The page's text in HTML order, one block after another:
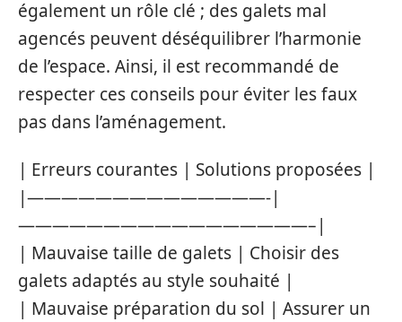
également un rôle clé ; des galets mal
agencés peuvent déséquilibrer l’harmonie
de l’espace. Ainsi, il est recommandé de
respecter ces conseils pour éviter les faux
pas dans l’aménagement.
| Erreurs courantes | Solutions proposées |
|——————————————-|
—————————————————–|
| Mauvaise taille de galets | Choisir des
galets adaptés au style souhaité |
| Mauvaise préparation du sol | Assurer un